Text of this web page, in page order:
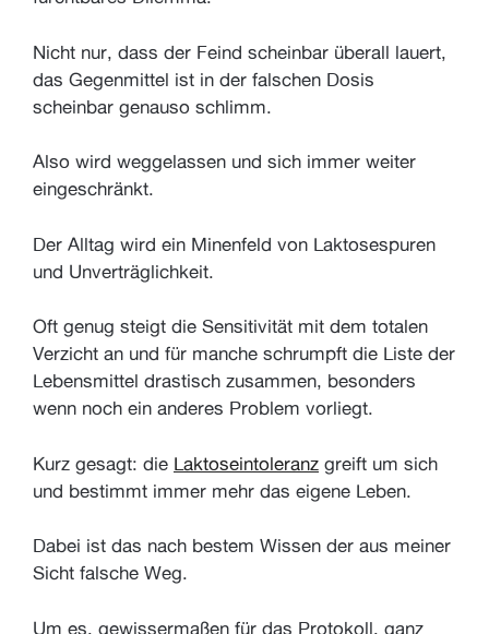
Nicht nur, dass der Feind scheinbar überall lauert,
das Gegenmittel ist in der falschen Dosis
scheinbar genauso schlimm.
Also wird weggelassen und sich immer weiter
eingeschränkt.
Der Alltag wird ein Minenfeld von Laktosespuren
und Unverträglichkeit.
Oft genug steigt die Sensitivität mit dem totalen
Verzicht an und für manche schrumpft die Liste der
Lebensmittel drastisch zusammen, besonders
wenn noch ein anderes Problem vorliegt.
Kurz gesagt: die Laktoseintoleranz greift um sich
und bestimmt immer mehr das eigene Leben.
Dabei ist das nach bestem Wissen der aus meiner
Sicht falsche Weg.
Um es, gewissermaßen für das Protokoll, ganz